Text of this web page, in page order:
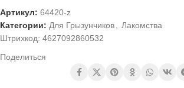
Артикул: 64420-z
Категории: Для Грызунчиков
Лакомства
Штрихкод: 4627092860532
Поделиться